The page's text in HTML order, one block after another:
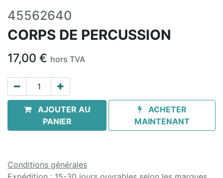
45562640
CORPS DE PERCUSSION
17,00 € hors TVA
AJOUTER AU
PANIER
ACHETER
MAINTENANT
Conditions générales